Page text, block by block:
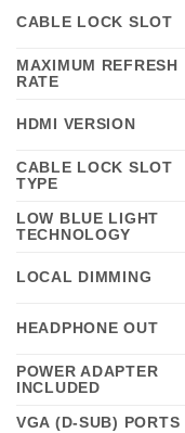
CABLE LOCK SLOT
MAXIMUM REFRESH
RATE
HDMI VERSION
CABLE LOCK SLOT
TYPE
LOW BLUE LIGHT
TECHNOLOGY
LOCAL DIMMING
HEADPHONE OUT
POWER ADAPTER
INCLUDED
VGA (D-SUB) PORTS